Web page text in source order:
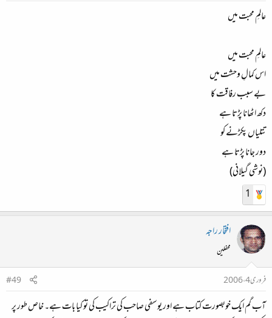
عالمِ محبت میں
عالمِ محبت میں
اس کمالِ وحشت میں
بے سبب رفاقت کا
دکھ اٹھانا پڑتا ہے
تتلیاں پکڑنے کو
دور جانا پڑتا ہے
(نوشی گیلانی)
1
افتخار راجہ
محفلین
فروری 4، 2006
#49
آب گم ایک خوبصورت کتاب ہے اور یوسفی صاحب کی تراکیب کی تو کیا بات ہے۔ خاص طور پر